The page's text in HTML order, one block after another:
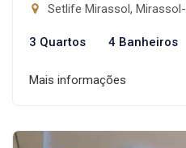
Setlife Mirassol,
3 Quartos 4 Banheiros
Mais informações